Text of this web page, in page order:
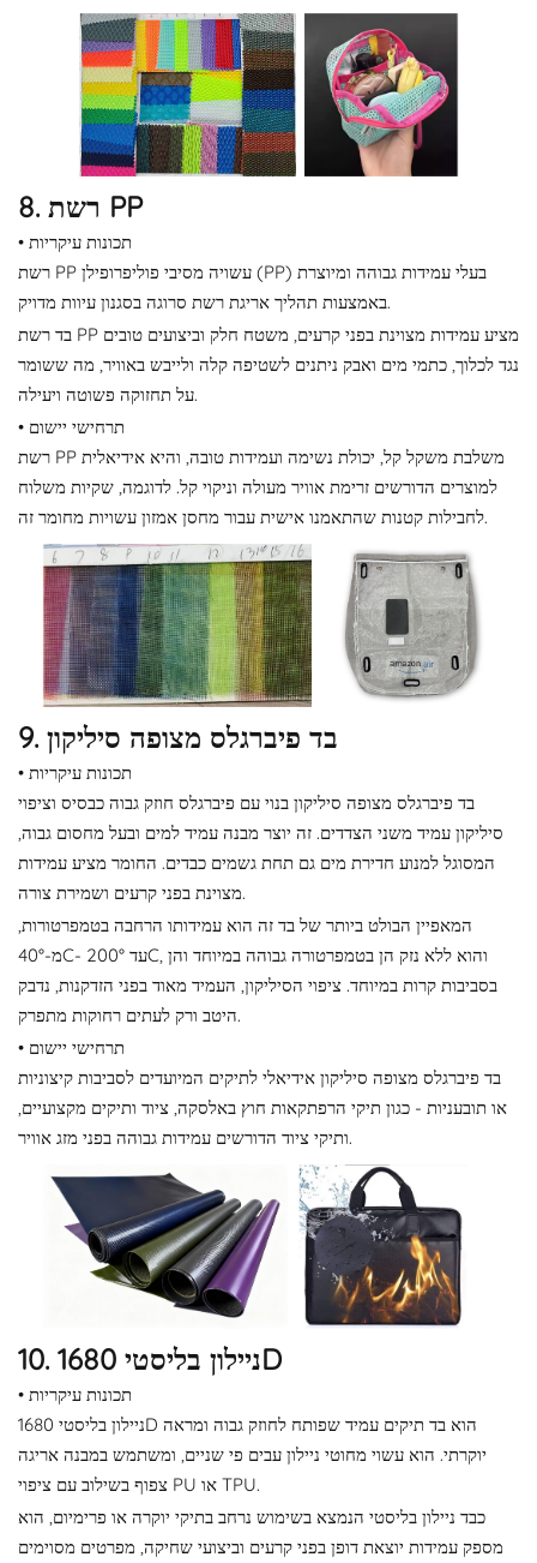
8. רשת PP
• תכונות עיקריות
רשת PP עשויה מסיבי פוליפרופילן (PP) בעלי עמידות גבוהה ומיוצרת
באמצעות תהליך אריגת רשת סרוגה בסגנון עיוות מדויק.
בד רשת PP מציע עמידות מצוינת בפני קרעים, משטח חלק וביצועים טובים
נגד לכלוך, כתמי מים ואבק ניתנים לשטיפה קלה ולייבש באוויר, מה ששומר
על תחזוקה פשוטה ויעילה.
• תרחישי יישום
רשת PP משלבת משקל קל, יכולת נשימה ועמידות טובה, והיא אידיאלית
למוצרים הדורשים זרימת אוויר מעולה וניקוי קל. לדוגמה, שקיות משלוח
לחבילות קטנות שהתאמנו אישית עבור מחסן אמזון עשויות מחומר זה.
9. בד פיברגלס מצופה סיליקון
• תכונות עיקריות
בד פיברגלס מצופה סיליקון בנוי עם פיברגלס חוזק גבוה כבסיס וציפוי
סיליקון עמיד משני הצדדים. זה יוצר מבנה עמיד למים ובעל מחסום גבוה,
המסוגל למנוע חדירת מים גם תחת גשמים כבדים. החומר מציע עמידות
מצוינת בפני קרעים ושמירת צורה.
המאפיין הבולט ביותר של בד זה הוא עמידותו הרחבה בטמפרטורות,
מ-40°C- עד 200°C, והוא ללא נזק הן בטמפרטורה גבוהה במיוחד והן
בסביבות קרות במיוחד. ציפוי הסיליקון, העמיד מאוד בפני הזדקנות, נדבק
היטב ורק לעתים רחוקות מתפרק.
• תרחישי יישום
בד פיברגלס מצופה סיליקון אידיאלי לתיקים המיועדים לסביבות קיצוניות
או תובעניות - כגון תיקי הרפתקאות חוץ באלסקה, ציוד ותיקים מקצועיים,
ותיקי ציוד הדורשים עמידות גבוהה בפני מזג אוויר.
10. ניילון בליסטי 1680D
• תכונות עיקריות
ניילון בליסטי 1680D הוא בד תיקים עמיד שפותח לחוזק גבוה ומראה
יוקרתי. הוא עשוי מחוטי ניילון עבים פי שניים, ומשתמש במבנה אריגה
צפוף בשילוב עם ציפוי PU או TPU.
כבד ניילון בליסטי הנמצא בשימוש נרחב בתיקי יוקרה או פרימיום, הוא
מספק עמידות יוצאת דופן בפני קרעים וביצועי שחיקה, מפרטים מסוימים